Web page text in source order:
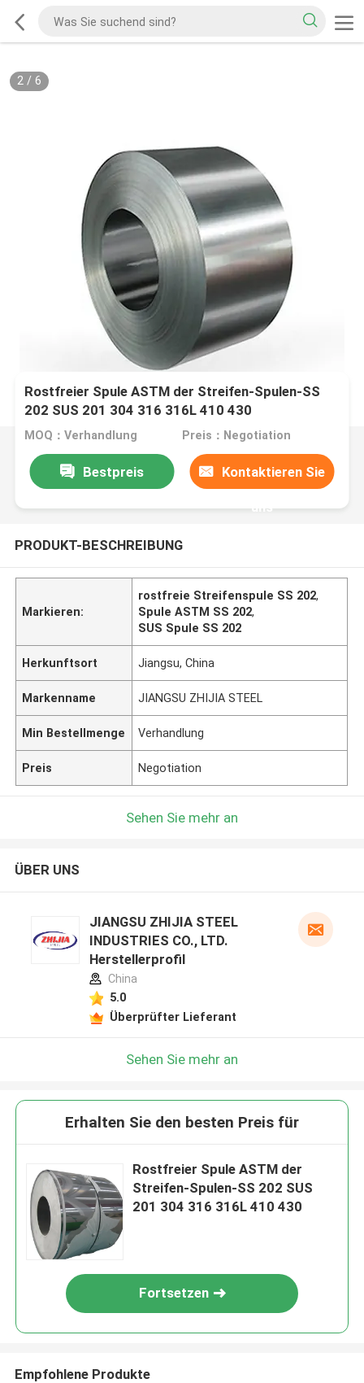
2/ 6
Rostfreier Spule ASTM der Streifen-Spulen-SS
202 SUS 201 304 316 316L 410 430
MOQ：Verhandlung Preis：Negotiation
Bestpreis Kontaktieren Sie
uns
PRODUKT-BESCHREIBUNG
Markieren:
rostfreie Streifenspule SS 202,
Spule ASTM SS 202,
SUS Spule SS 202
Herkunftsort Jiangsu, China
Markenname JIANGSU ZHIJIA STEEL
Min Bestellmenge Verhandlung
Preis Negotiation
Sehen Sie mehr an
ÜBER UNS
JIANGSU ZHIJIA STEEL
INDUSTRIES CO., LTD.
Herstellerprofil
China
5.0
Überprüfter Lieferant
Sehen Sie mehr an
Erhalten Sie den besten Preis für
Rostfreier Spule ASTM der
Streifen-Spulen-SS 202 SUS
201 304 316 316L 410 430
Fortsetzen
Empfohlene Produkte